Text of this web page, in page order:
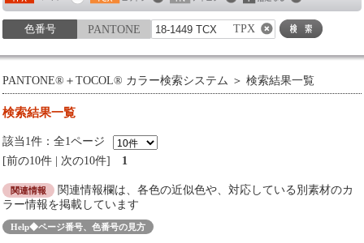
色番号 PANTONE TPX
PANTONE®＋TOCOL® カラー検索システム ＞ 検索結果一覧
検索結果一覧
該当1件：全1ページ
前の10件
次の10件 1
関連情報
関連情報欄は、各色の近似色や、対応している別素材のカ
ラー情報を掲載しています
Help◆ページ番号、色番号の見方